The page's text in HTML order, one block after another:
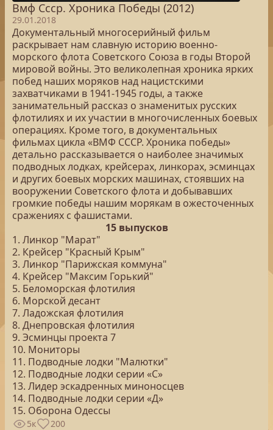
Вмф Ссср. Хроника Победы (2012)
29.01.2018
Документальный многосерийный фильм
раскрывает нам славную историю военно-
морского флота Советского Союза в годы Второй
мировой войны. Это великолепная хроника ярких
побед наших моряков над нацистскими
захватчиками в 1941-1945 годы, а также
занимательный рассказ о знаменитых русских
флотилиях и их участии в многочисленных боевых
операциях. Кроме того, в документальных
фильмах цикла «ВМФ СССР. Хроника победы»
детально рассказывается о наиболее значимых
подводных лодках, крейсерах, линкорах, эсминцах
и других боевых морских машинах, стоявших на
вооружении Советского флота и добывавших
громкие победы нашим морякам в ожесточенных
сражениях с фашистами.
15 выпусков
1. Линкор "Марат"
2. Крейсер "Красный Крым"
3. Линкор "Парижская коммуна"
4. Крейсер "Максим Горький"
5. Беломорская флотилия
6. Морской десант
7. Ладожская флотилия
8. Днепровская флотилия
9. Эсминцы проекта 7
10. Мониторы
11. Подводные лодки "Малютки"
12. Подводные лодки серии «С»
13. Лидер эскадренных миноносцев
14. Подводные лодки серии «Д»
15. Оборона Одессы
5к 200